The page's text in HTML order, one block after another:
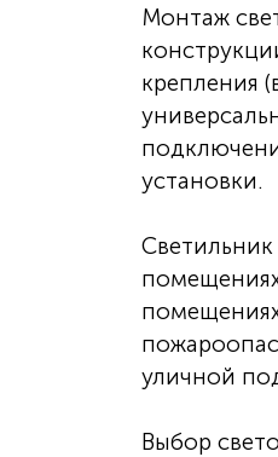
Монтаж
крепления
установки.
уличной
Выбор